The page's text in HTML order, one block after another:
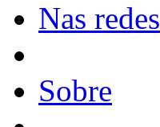
Nas redes
Sobre